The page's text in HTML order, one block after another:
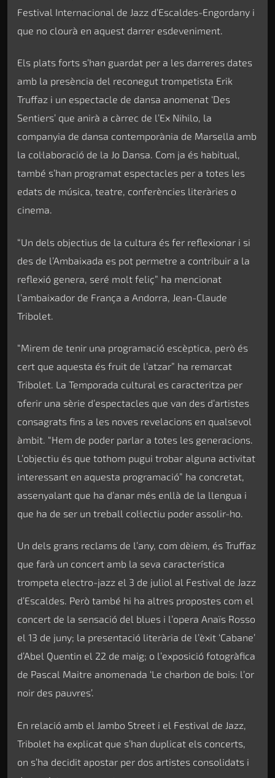
Festival Internacional de Jazz d’Escaldes-Engordany i
que no clourà en aquest darrer esdeveniment.
Els plats forts s’han guardat per a les darreres dates
amb la presència del reconegut trompetista Erik
Truffaz i un espectacle de dansa anomenat ‘Des
Sentiers’ que anirà a càrrec de l’Ex Nihilo, la
companyia de dansa contemporània de Marsella amb
la col·laboració de la Jo Dansa. Com ja és habitual,
també s’han programat espectacles per a totes les
edats de música, teatre, conferències literàries o
cinema.
“Un dels objectius de la cultura és fer reflexionar i si
des de l’Ambaixada es pot permetre a contribuir a la
reflexió genera, seré molt feliç” ha mencionat
l’ambaixador de França a Andorra, Jean-Claude
Tribolet.
“Mirem de tenir una programació escèptica, però és
cert que aquesta és fruit de l’atzar” ha remarcat
Tribolet. La Temporada cultural es caracteritza per
oferir una sèrie d’espectacles que van des d’artistes
consagrats fins a les noves revelacions en qualsevol
àmbit. “Hem de poder parlar a totes les generacions.
L’objectiu és que tothom pugui trobar alguna activitat
interessant en aquesta programació” ha concretat,
assenyalant que ha d’anar més enllà de la llengua i
que ha de ser un treball col·lectiu poder assolir-ho.
Un dels grans reclams de l’any, com dèiem, és Truffaz
que farà un concert amb la seva característica
trompeta electro-jazz el 3 de juliol al Festival de Jazz
d’Escaldes. Però també hi ha altres propostes com el
concert de la sensació del blues i l’opera Anaïs Rosso
el 13 de juny; la presentació literària de l’èxit ‘Cabane’
d’Abel Quentin el 22 de maig; o l’exposició fotogràfica
de Pascal Maitre anomenada ‘Le charbon de bois: l’or
noir des pauvres’.
En relació amb el Jambo Street i el Festival de Jazz,
Tribolet ha explicat que s’han duplicat els concerts,
on s’ha decidit apostar per dos artistes consolidats i